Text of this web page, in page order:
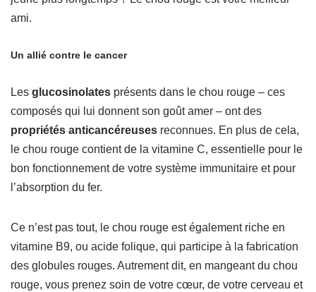
ami.
Un allié contre le cancer
Les glucosinolates présents dans le chou rouge – ces
composés qui lui donnent son goût amer – ont des
propriétés anticancéreuses reconnues. En plus de cela,
le chou rouge contient de la vitamine C, essentielle pour le
bon fonctionnement de votre système immunitaire et pour
l’absorption du fer.
Ce n’est pas tout, le chou rouge est également riche en
vitamine B9, ou acide folique, qui participe à la fabrication
des globules rouges. Autrement dit, en mangeant du chou
rouge, vous prenez soin de votre cœur, de votre cerveau et